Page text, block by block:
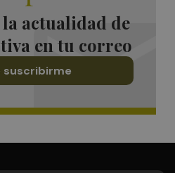
actualidad de
en tu correo
suscribirme